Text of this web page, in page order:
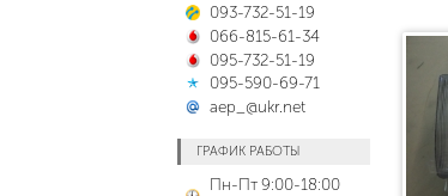
093-732-51-19
066-815-61-34
095-732-51-19
095-590-69-71
aep_@ukr.net
ГРАФИК РАБОТЫ
Пн-Пт 9:00-18:00